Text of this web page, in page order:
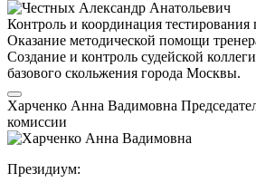
Контроль и координация
Оказание методической помощи
Создание и контроль судейской
базового скольжения города Москвы.
Харченко Анна Вадимовна
комиссии
Президиум: